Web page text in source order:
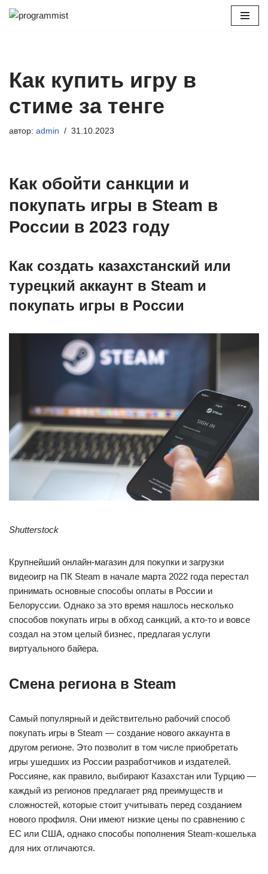
Как купить игру в
стиме за тенге
автор: admin 31.10.2023
Как обойти санкции и
покупать игры в Steam в
России в 2023 году
Как создать казахстанский или
турецкий аккаунт в Steam и
покупать игры в России
Shutterstock
Крупнейший онлайн-магазин для покупки и загрузки
видеоигр на ПК Steam в начале марта 2022 года перестал
принимать основные способы оплаты в России и
Белоруссии. Однако за это время нашлось несколько
способов покупать игры в обход санкций, а кто-то и вовсе
создал на этом целый бизнес, предлагая услуги
виртуального байера.
Смена региона в Steam
Самый популярный и действительно рабочий способ
покупать игры в Steam — создание нового аккаунта в
другом регионе. Это позволит в том числе приобретать
игры ушедших из России разработчиков и издателей.
Россияне, как правило, выбирают Казахстан или Турцию —
каждый из регионов предлагает ряд преимуществ и
сложностей, которые стоит учитывать перед созданием
нового профиля. Они имеют низкие цены по сравнению с
ЕС или США, однако способы пополнения Steam-кошелька
для них отличаются.